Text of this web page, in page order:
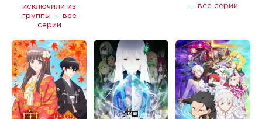
исключили из
группы — все
серии
— все серии